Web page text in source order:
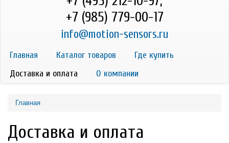
+7 (985) 779-00-17
info@motion-sensors.ru
Главная Каталог товаров
Где купить
Доставка и оплата
О компании
Главная
Доставка и оплата